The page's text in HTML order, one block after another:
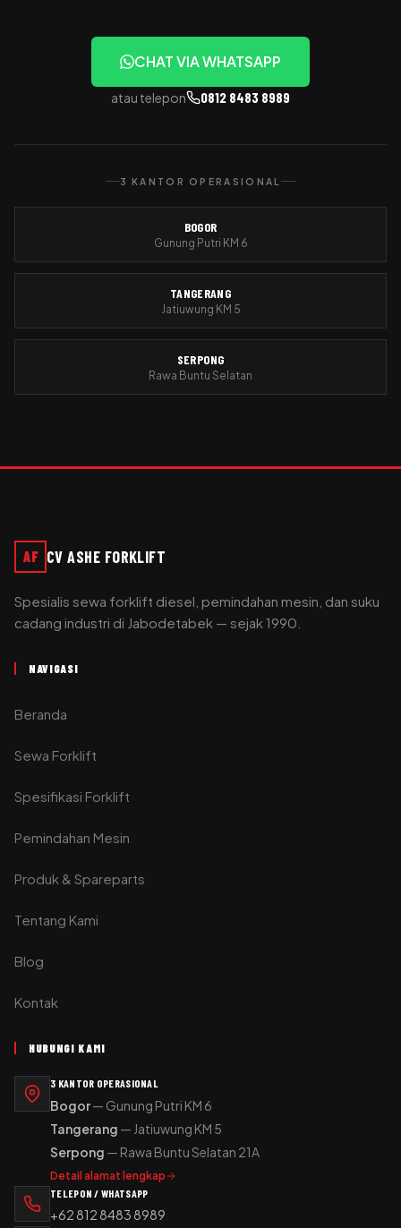
CHAT VIA WHATSAPP
atau telepon 0812 8483 8989
3 KANTOR OPERASIONAL
BOGOR
Gunung Putri KM 6
TANGERANG
Jatiuwung KM 5
SERPONG
Rawa Buntu Selatan
AF CV ASHE FORKLIFT
Spesialis sewa forklift diesel, pemindahan mesin, dan suku
cadang industri di Jabodetabek — sejak 1990.
NAVIGASI
Beranda
Sewa Forklift
Spesifikasi Forklift
Pemindahan Mesin
Produk & Spareparts
Tentang Kami
Blog
Kontak
HUBUNGI KAMI
3 KANTOR OPERASIONAL
Bogor— Gunung Putri KM 6
Tangerang — Jatiuwung KM 5
Serpong — Rawa Buntu Selatan 21A
Detail alamat lengkap
TELEPON / WHATSAPP
+62 812 8483 8989